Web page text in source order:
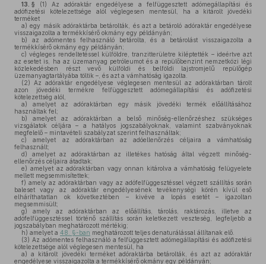
13. § (1) Az adóraktár engedélyese a felfüggesztett adómegállapítási és
adófizetési kötelezettsége alól véglegesen mentesül, ha a kitárolt jövedéki
terméket
a) egy másik adóraktárba betárolták, és azt a betároló adóraktár engedélyese
visszaigazolta a termékkísérő okmány egy példányán;
b) az adómentes felhasználó betárolta, és a betárolást visszaigazolta a
termékkísérő okmány egy példányán;
c) végleges rendeltetéssel külföldre, tranzitterületre kiléptették – ideértve azt
az esetet is, ha az üzemanyag petróleumot és a repülőbenzint nemzetközi légi
közlekedésben részt vevő külföldi és belföldi lajstromjelű repülőgép
üzemanyagtartályába töltik –, és azt a vámhatóság igazolta.
(2) Az adóraktár engedélyese véglegesen mentesül az adóraktárban tárolt
azon jövedéki termékre felfüggesztett adómegállapítási és adófizetési
kötelezettség alól,
a) amelyet az adóraktárban egy másik jövedéki termék előállításához
használtak fel;
b) amelyet az adóraktárban a belső minőség-ellenőrzéshez szükséges
vizsgálatok céljára – a hatályos jogszabályoknak, valamint szabványoknak
megfelelő – mintavételi szabályzat szerint felhasználtak;
c) amelyet az adóraktárban az adóellenőrzés céljaira a vámhatóság
felhasznált;
d) amelyet az adóraktárban az illetékes hatóság által végzett minőség-
ellenőrzés céljaira átadtak;
e) amelyet az adóraktárban vagy onnan kitárolva a vámhatóság felügyelete
mellett megsemmisítettek;
f) amely az adóraktárban vagy az adófelfüggesztéssel végzett szállítás során
baleset vagy az adóraktár engedélyesének tevékenységi körén kívül eső
elháríthatatlan ok következtében – kivéve a lopás esetét – igazoltan
megsemmisült;
g) amely az adóraktárban az előállítás, tárolás, raktározás, illetve az
adófelfüggesztéssel történő szállítás során keletkezett veszteség, legfeljebb a
jogszabályban meghatározott mértékig;
h) amelyet a 48. §-ban meghatározott teljes denaturálással állítanak elő.
(3) Az adómentes felhasználó a felfüggesztett adómegállapítási és adófizetési
kötelezettsége alól véglegesen mentesül, ha
a) a kitárolt jövedéki terméket adóraktárba betárolták, és azt az adóraktár
engedélyese visszaigazolta a termékkísérő okmány egy példányán;